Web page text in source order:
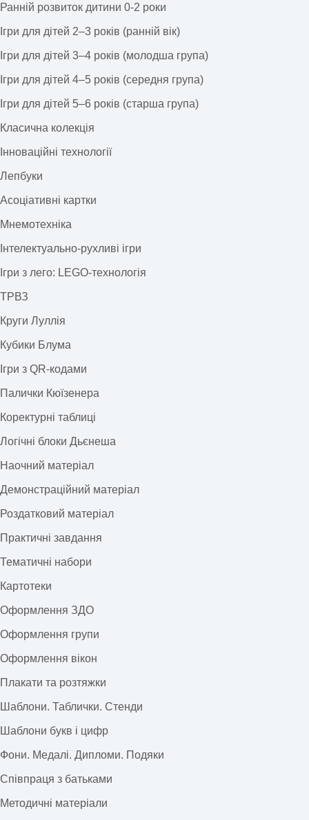
Ранній розвиток дитини 0-2 роки
Ігри для дітей 2–3 років (ранній вік)
Ігри для дітей 3–4 років (молодша група)
Ігри для дітей 4–5 років (середня група)
Ігри для дітей 5–6 років (старша група)
Класична колекція
Інноваційні технології
Лепбуки
Асоціативні картки
Мнемотехніка
Інтелектуально-рухливі ігри
Ігри з лего: LEGO-технологія
ТРВЗ
Круги Луллія
Кубики Блума
Ігри з QR-кодами
Палички Кюїзенера
Коректурні таблиці
Логічні блоки Дьєнеша
Наочний матеріал
Демонстраційний матеріал
Роздатковий матеріал
Практичні завдання
Тематичні набори
Картотеки
Оформлення ЗДО
Оформлення групи
Оформлення вікон
Плакати та розтяжки
Шаблони. Таблички. Стенди
Шаблони букв і цифр
Фони. Медалі. Дипломи. Подяки
Співпраця з батьками
Методичні матеріали